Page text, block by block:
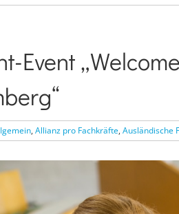
Event
, Allianz pro Fachkräfte, Ausländische